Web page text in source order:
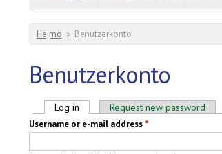
You are here
Hejmo » Benutzerkonto
Benutzerkonto
Primary tabs
Log in (active tab)Request new password
Username or e-mail address *